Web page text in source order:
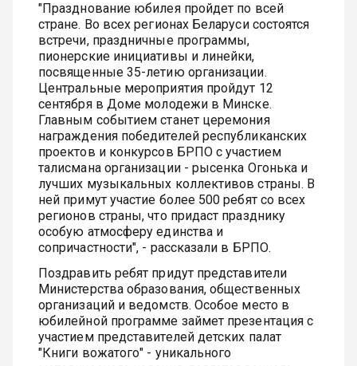
"Празднование юбилея пройдет по всей
стране. Во всех регионах Беларуси состоятся
встречи, праздничные программы,
пионерские инициативы и линейки,
посвященные 35-летию организации.
Центральные мероприятия пройдут 12
сентября в Доме молодежи в Минске.
Главным событием станет церемония
награждения победителей республиканских
проектов и конкурсов БРПО с участием
талисмана организации - рысенка Огонька и
лучших музыкальных коллективов страны. В
ней примут участие более 500 ребят со всех
регионов страны, что придаст празднику
особую атмосферу единства и
сопричастности", - рассказали в БРПО.
Поздравить ребят придут представители
Министерства образования, общественных
организаций и ведомств. Особое место в
юбилейной программе займет презентация с
участием представителей детских палат
"Книги вожатого" - уникального